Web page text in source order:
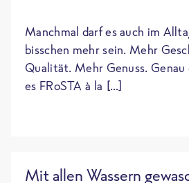
Manchmal darf es auch im
bisschen mehr sein. Mehr
Qualität. Mehr Genuss. Genau
es FRoSTA à la […]
Mit allen Wassern